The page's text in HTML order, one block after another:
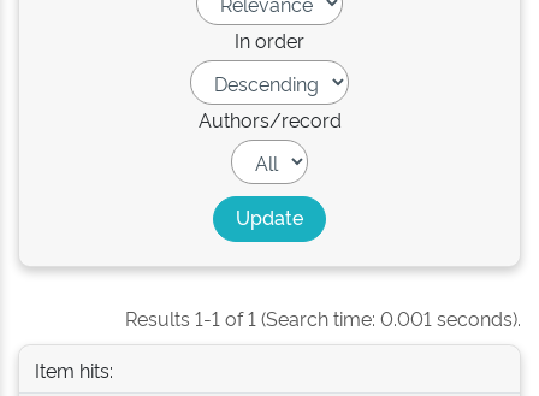
In order
Authors/record
Results 1-1 of 1 (Search time: 0.001 seconds).
Item hits: